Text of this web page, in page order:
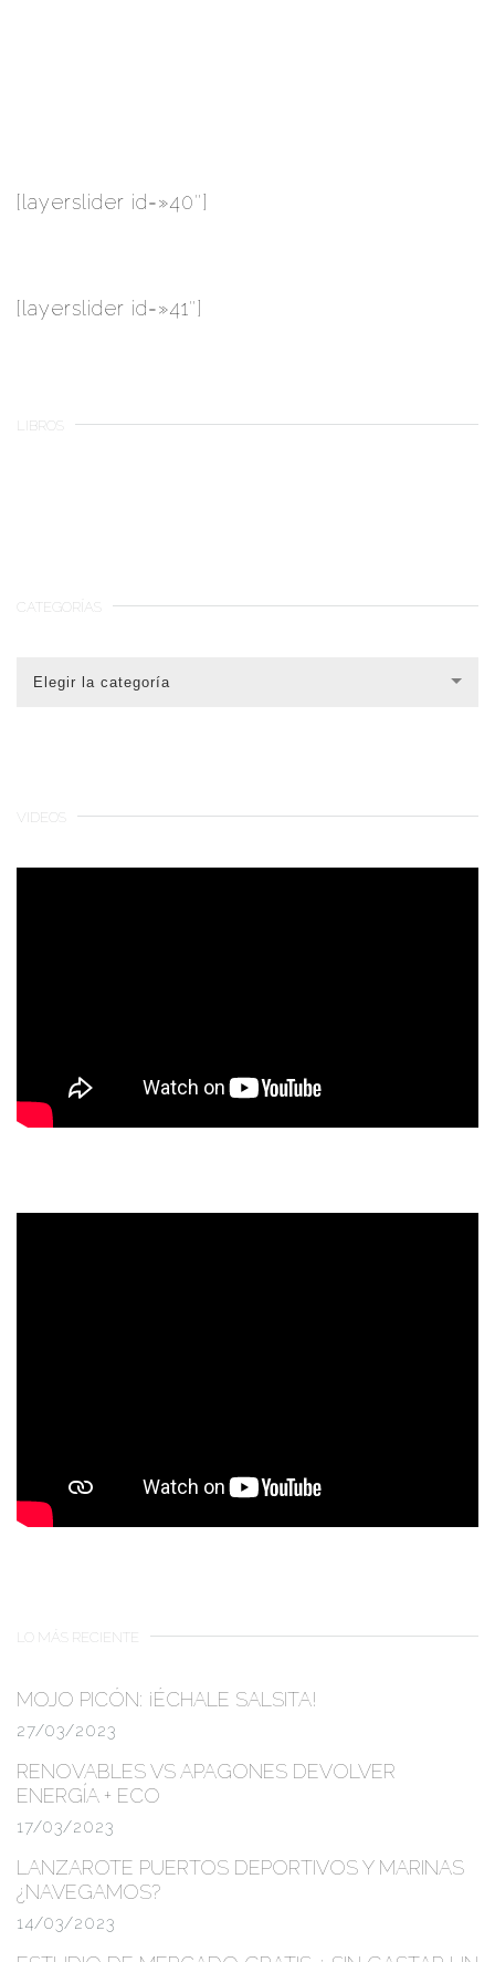
[layerslider id=»40″]
[layerslider id=»41″]
LIBROS
CATEGORÍAS
Elegir la categoría
VIDEOS
LO MÁS RECIENTE
MOJO PICÓN: ¡ÉCHALE SALSITA!
27/03/2023
RENOVABLES VS APAGONES DEVOLVER
ENERGÍA + ECO
17/03/2023
LANZAROTE PUERTOS DEPORTIVOS Y MARINAS
¿NAVEGAMOS?
14/03/2023